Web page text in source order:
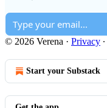
© 2026 Verena · Privacy ∙
Start your Substack